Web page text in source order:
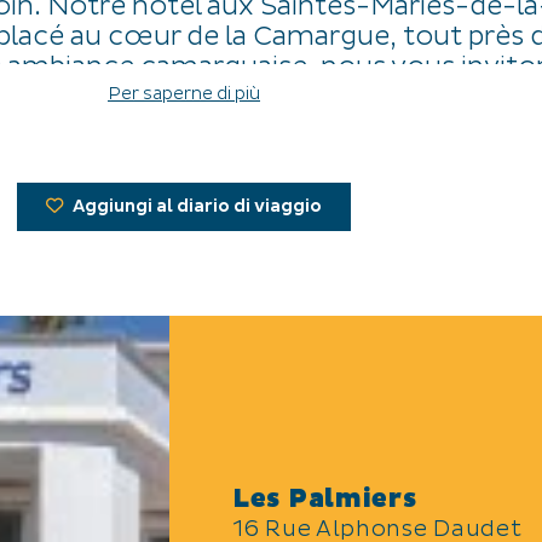
Notre hôtel aux Saintes-Maries-de-
au cœur de la Camargue, tout près
ambiance camarguaise, nous vous
famille, entre amis, en couple ou en
Per saperne di più
Aggiungi al diario di viaggio
Les Palmiers
16 Rue Alphonse Daudet